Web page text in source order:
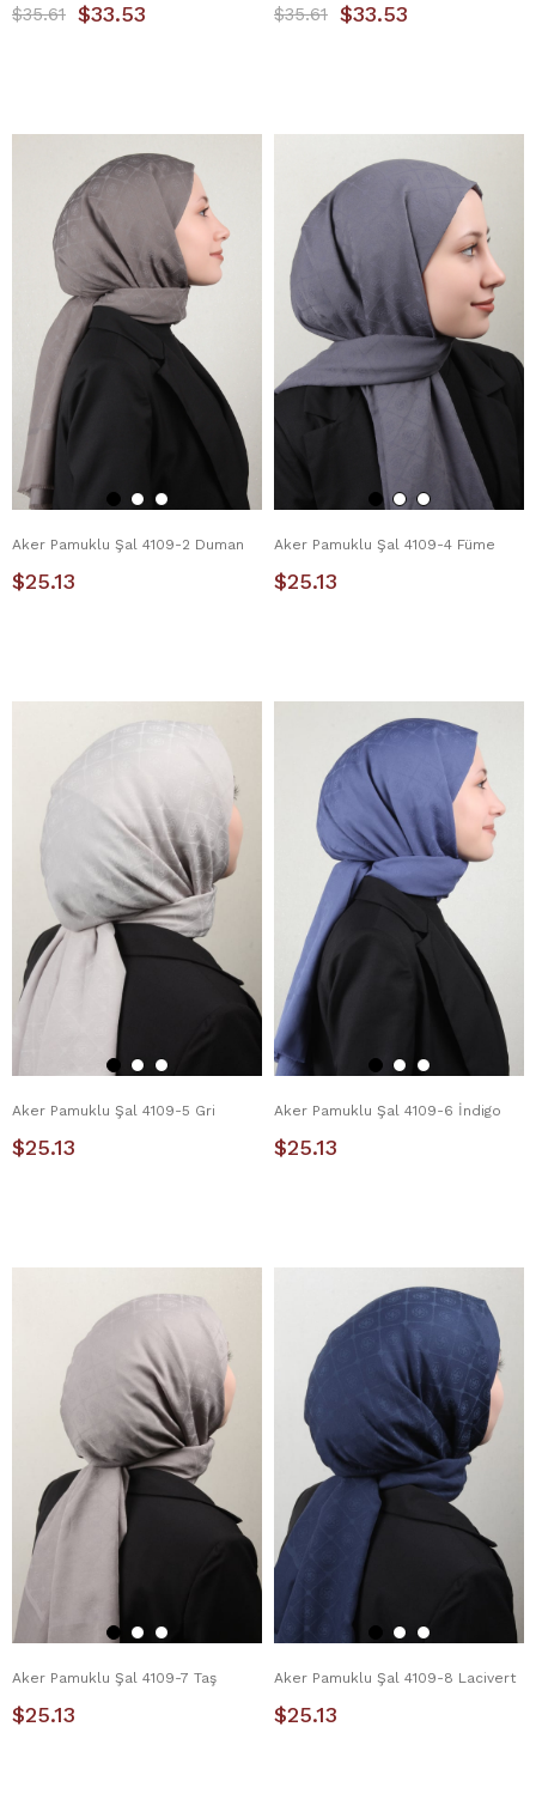
$33.53
$35.61 $33.53
$35.61
Aker Pamuklu Şal 4109-2 Duman
$25.13
Aker Pamuklu Şal 4109-4 Füme
$25.13
Aker Pamuklu Şal 4109-5 Gri
$25.13
Aker Pamuklu Şal 4109-6 İndigo
$25.13
Aker Pamuklu Şal 4109-7 Taş
$25.13
Aker Pamuklu Şal 4109-8 Lacivert
$25.13